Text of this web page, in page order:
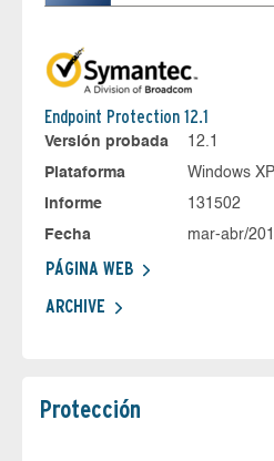
Endpoint Protection 12.1
Versión probada
12.1
Plataforma
Windows
Informe
131502
Fecha
mar-abr/
PÁGINA WEB
ARCHIVE
Protección